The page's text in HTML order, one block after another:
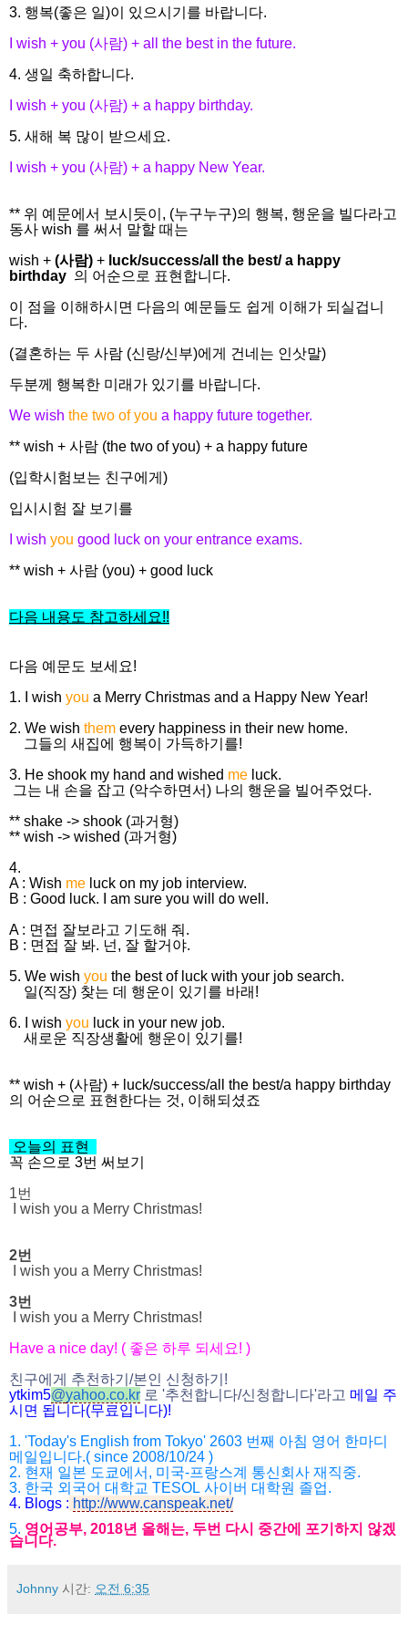
3. 행복(좋은 일)이 있으시기를 바랍니다.
I wish + you (사람) + all the best in the future.
4. 생일 축하합니다.
I wish + you (사람) + a happy birthday.
5. 새해 복 많이 받으세요.
I wish + you (사람) + a happy New Year.
** 위 예문에서 보시듯이, (누구누구)의 행복, 행운을 빌다라고
동사 wish 를 써서 말할 때는
wish + (사람) + luck/success/all the best/ a happy
birthday 의 어순으로 표현합니다.
이 점을 이해하시면 다음의 예문들도 쉽게 이해가 되실겁니
다.
(결혼하는 두 사람 (신랑/신부)에게 건네는 인삿말)
두분께 행복한 미래가 있기를 바랍니다.
We wish the two of you a happy future together.
** wish + 사람 (the two of you) + a happy future
(입학시험보는 친구에게)
입시시험 잘 보기를
I wish you good luck on your entrance exams.
** wish + 사람 (you) + good luck
다음 내용도 참고하세요!!
다음 예문도 보세요!
1. I wish you a Merry Christmas and a Happy New Year!
2. We wish them every happiness in their new home.
그들의 새집에 행복이 가득하기를!
3. He shook my hand and wished me luck.
그는 내 손을 잡고 (악수하면서) 나의 행운을 빌어주었다.
** shake -> shook (과거형)
** wish -> wished (과거형)
4.
A : Wish me luck on my job interview.
B : Good luck. I am sure you will do well.
A : 면접 잘보라고 기도해 줘.
B : 면접 잘 봐. 넌, 잘 할거야.
5. We wish you the best of luck with your job search.
일(직장) 찾는 데 행운이 있기를 바래!
6. I wish you luck in your new job.
새로운 직장생활에 행운이 있기를!
** wish + (사람) + luck/success/all the best/a happy birthday
의 어순으로 표현한다는 것, 이해되셨죠
오늘의 표현
꼭 손으로 3번 써보기
1번
I wish you a Merry Christmas!
2번
I wish you a Merry Christmas!
3번
I wish you a Merry Christmas!
Have a nice day! ( 좋은 하루 되세요! )
친구에게 추천하기 /본인 신청하기 !
ytkim5@yahoo.co.kr 로 '추천합니다/신청합니다'라고 메일 주
시면 됩니다(무료입니다)!
1. 'Today's English from Tokyo' 2603 번째 아침 영어 한마디
메일입니다.( since 2008/10/24 )
2. 현재 일본 도쿄에서 , 미국-프랑스계 통신회사 재직중.
3. 한국 외국어 대학교 TESOL 사이버 대학원 졸업.
4. Blogs : http://www.canspeak.net/
5. 영어공부, 2018년 올해는, 두번 다시 중간에 포기하지 않겠
습니다.
Johnny 시간: 오전 6:35